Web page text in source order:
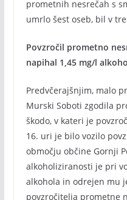
prometnih nesrečah s
umrlo šest oseb, bil v
Povzročil prometno
napihal 1,45 mg/l
Predvčerajšnjim, malo
Murski Soboti zgodila
škodo, v kateri je
16. uri je bilo vozilo
območju občine Gornji
alkoholiziranosti je pri
alkohola in odrejen mu
povzročitelja prometne